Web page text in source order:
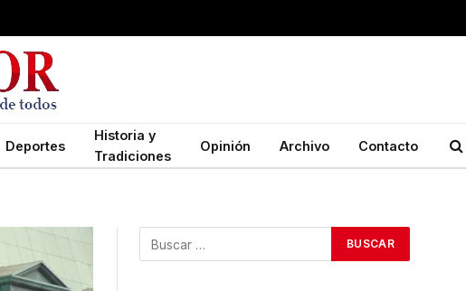
Deportes
Historia y
Tradiciones
Opinión Archivo Contacto